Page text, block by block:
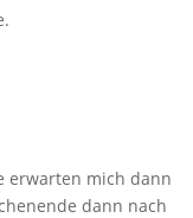
erwarten mich dann
dann nach